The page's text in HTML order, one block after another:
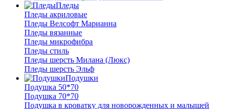
Пледы
Пледы акриловые
Пледы Велсофт Марианна
Пледы вязанные
Пледы микрофибра
Пледы стиль
Пледы шерсть Милана (Люкс)
Пледы шерсть Эльф
Подушки
Подушка 50*70
Подушка 70*70
Подушка в кроватку для новорожденных и малышей